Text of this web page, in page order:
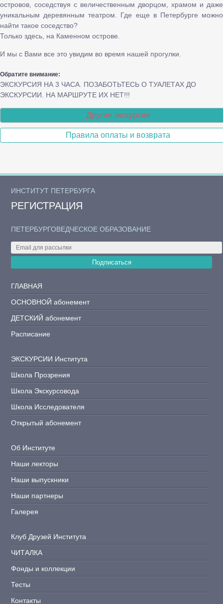
островов, соседствуя с величественным дворцом, храмом и даже
уникальным деревянным театром. Где еще в Петербурге можно
найти такое соседство?
Только здесь, на Каменном острове.
И мы с Вами все это увидим во время нашей прогулки.
Обратите внимание:
ЭКСКУРСИЯ НА 3 ЧАСА. ПОЗАБОТЬТЕСЬ О ТУАЛЕТАХ ДО
ЭКСКУРСИИ. НА МАРШРУТЕ ИХ НЕТ!!!
Другие экскурсии
Правила оплаты и возврата
ИНСТИТУТ ПЕТЕРБУРГА
РЕГИСТРАЦИЯ
ГЛАВНАЯ
ОСНОВНОЙ абонемент
ДЕТСКИЙ абонемент
Расписание
ЭКСКУРСИИ Института
Школа Прозрения
Школа Экскурсовода
Школа Исследователя
Открытый абонемент
Об Институте
Наши лекторы
Наши выпускники
Наши партнеры
Галерея
Клуб Друзей Института
ЧИТАЛКА
Фонды и коллекции
Тесты
Контакты
ПЕТЕРБУРГОВЕДЧЕСКОЕ ОБРАЗОВАНИЕ
Подписаться